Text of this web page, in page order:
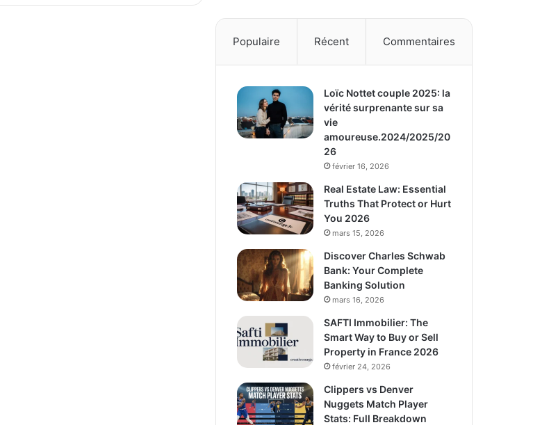
Populaire Récent Commentaires
Loïc Nottet couple 2025: la
vérité surprenante sur sa
vie
amoureuse.2024/2025/20
26
février 16, 2026
Real Estate Law: Essential
Truths That Protect or Hurt
You 2026
mars 15, 2026
Discover Charles Schwab
Bank: Your Complete
Banking Solution
mars 16, 2026
SAFTI Immobilier: The
Smart Way to Buy or Sell
Property in France 2026
février 24, 2026
Clippers vs Denver
Nuggets Match Player
Stats: Full Breakdown